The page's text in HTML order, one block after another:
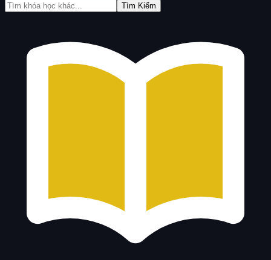
Tìm Kiếm